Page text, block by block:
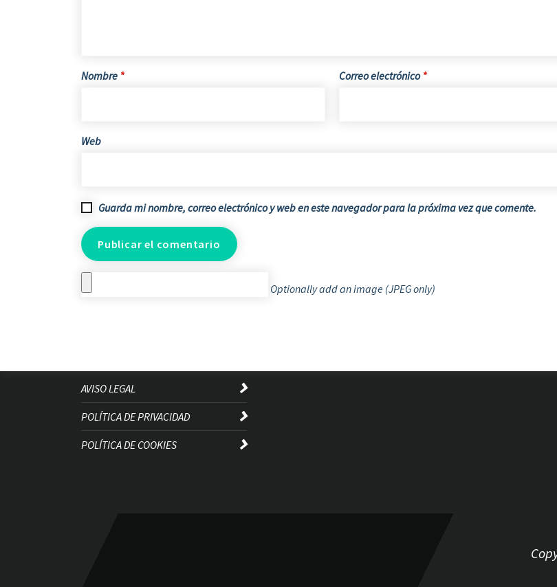
Nombre * Correo electrónico *
Web
Guarda mi nombre, correo electrónico y web en este navegador para la próxima vez que comente.
Optionally add an image (JPEG only)
AVISO LEGAL
POLÍTICA DE PRIVACIDAD
POLÍTICA DE COOKIES